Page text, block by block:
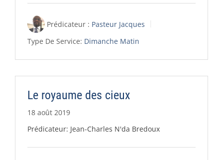
Prédicateur : Pasteur Jacques
Type De Service: Dimanche Matin
Le royaume des cieux
18 août 2019
Prédicateur: Jean-Charles N'da Bredoux